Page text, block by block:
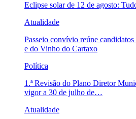
Eclipse solar de 12 de agosto:
Atualidade
Passeio convívio reúne
e do Vinho do Cartaxo
Política
1.ª Revisão do Plano Diretor
vigor a 30 de julho de…
Atualidade